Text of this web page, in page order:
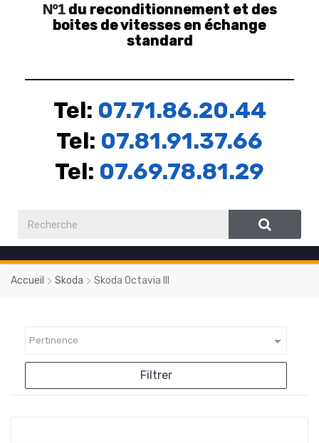
Nº1du reconditionnement et des
boites de vitesses en échange
standard
Tel: 07.71.86.20.44
Tel: 07.81.91.37.66
Tel: 07.69.78.81.29
Accueil Skoda Skoda Octavia III
Pertinence 
Filtrer